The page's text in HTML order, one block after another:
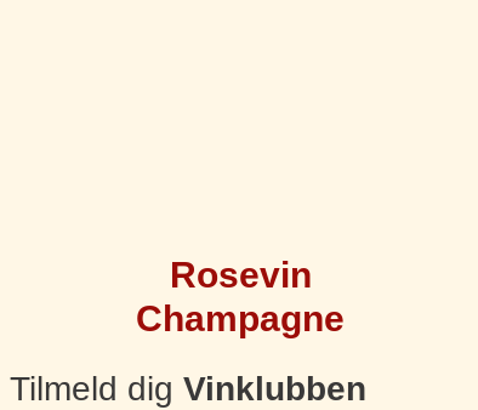
Rosevin
Champagne
Tilmeld dig Vinklubben